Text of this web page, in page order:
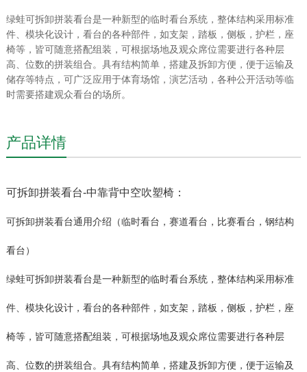
绿蛙可拆卸拼装看台是一种新型的临时看台系统，整体结构采用标准
件、模块化设计，看台的各种部件，如支架，踏板，侧板，护栏，座
椅等，皆可随意搭配组装，可根据场地及观众席位需要进行各种层
高、位数的拼装组合。具有结构简单，搭建及拆卸方便，便于运输及
储存等特点，可广泛应用于体育场馆，演艺活动，各种公开活动等临
时需要搭建观众看台的场所。
产品详情
可拆卸拼装看台-中靠背中空吹塑椅：
可拆卸拼装看台通用介绍（临时看台，赛道看台，比赛看台，钢结构
看台）
绿蛙可拆卸拼装看台是一种新型的临时看台系统，整体结构采用标准
件、模块化设计，看台的各种部件，如支架，踏板，侧板，护栏，座
椅等，皆可随意搭配组装，可根据场地及观众席位需要进行各种层
高、位数的拼装组合。具有结构简单，搭建及拆卸方便，便于运输及